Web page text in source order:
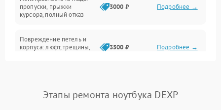
Сеть и интернет
пропуски, прыжки
курсора, полный отказ
3000 ₽ Подробнее →
Повреждение петель и
корпуса: люфт, трещины,
3500 ₽ Подробнее →
невозможность зарядки,
2500 ₽ Подробнее →
Этапы ремонта ноутбука DEXP